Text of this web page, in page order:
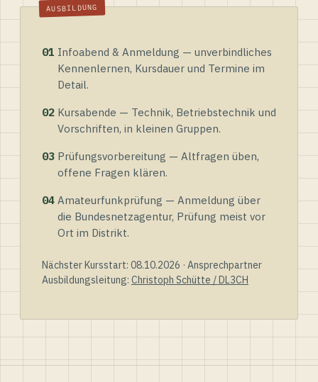
01 Infoabend & Anmeldung — unverbindliches
Kennenlernen, Kursdauer und Termine im
Detail.
02 Kursabende — Technik, Betriebstechnik und
Vorschriften, in kleinen Gruppen.
03 Prüfungsvorbereitung — Altfragen üben,
offene Fragen klären.
04 Amateurfunkprüfung — Anmeldung über
die Bundesnetzagentur, Prüfung meist vor
Ort im Distrikt.
Nächster Kursstart: 08.10.2026 · Ansprechpartner
Ausbildungsleitung: Christoph Schütte / DL3CH